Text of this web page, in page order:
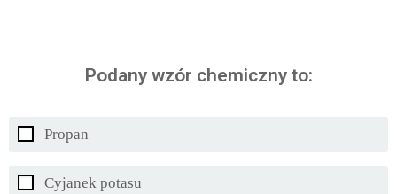
Podany wzór chemiczny to:
Propan
Cyjanek potasu